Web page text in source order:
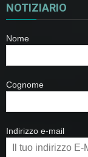
NOTIZIARIO
Nome
Cognome
Indirizzo e-mail